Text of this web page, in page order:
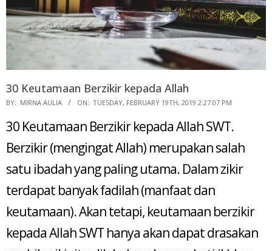
30 Keutamaan Berzikir kepada Allah
2019-
19
BY: MIRNA AULIA ON: TUESDAY, FEBRUARY 19TH, 2019 2:27:07 PM
30 Keutamaan Berzikir kepada Allah SWT.
Berzikir (mengingat Allah) merupakan salah
satu ibadah yang paling utama. Dalam zikir
terdapat banyak fadilah (manfaat dan
keutamaan). Akan tetapi, keutamaan berzikir
kepada Allah SWT hanya akan dapat drasakan